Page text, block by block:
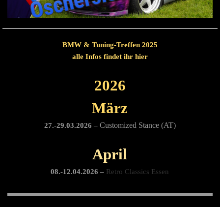
BMW & Tuning-Treffen 2025
alle Infos findet ihr hier
2026
März
27.-29.03.2026 – Customized Stance (AT)
April
08.-12.04.2026 – Retro Classics Essen